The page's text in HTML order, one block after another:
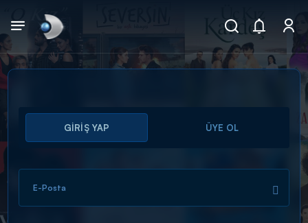
Arama
ARAMA SONUÇLARI
GİRİŞ YAP ÜYE OL
E-Posta